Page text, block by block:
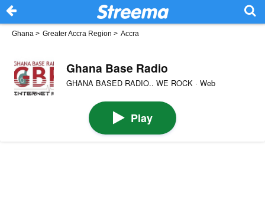
Ghana > Greater Accra Region > Accra
Ghana Base Radio
GHANA BASED RADIO.. WE ROCK · Web
Play